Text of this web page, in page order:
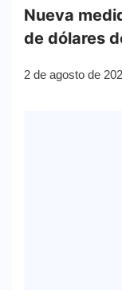
Nueva
de dólares
2 de agosto de